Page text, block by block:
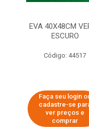
EVA 40X48CM
ESCURO
Código: 44517
Faça seu login
cadastre-se
ver preços e
comprar